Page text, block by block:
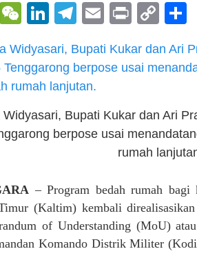
LineWeChat
LinkedIn
Telegram
EmailPrint
Widyasari, Bupati Kukar dan Ari
berpose usai
rumah
– Program bedah rumah
(Kaltim) kembali
of Understanding (MoU)
Komando Distrik Militer